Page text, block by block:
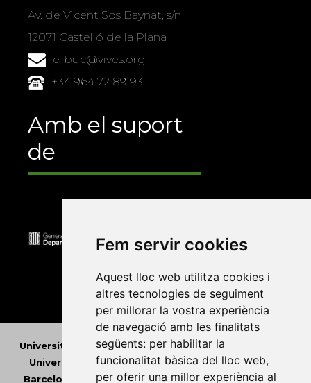
Fem servir cookies
Aquest lloc web utilitza cookies i
altres tecnologies de seguiment
per millorar la vostra experiència
de navegació amb les finalitats
següents: per habilitar la
funcionalitat bàsica del lloc web,
per oferir una millor experiència al
Av. de Vicent Sos Baynat, s/n
12071 Castelló de la Plana
e-buc@vives.org
+34 964 72 89 93
Amb el suport
de
Universitat Abat Oliba CEU•Universitat d'Alacant
Universitat d'Andorra•Universitat Autònoma de
Barcelona
Universitat de Barcelona•Universitat